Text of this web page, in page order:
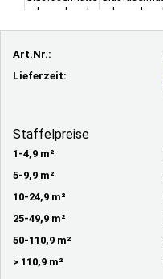
Art.Nr.:
Lieferzeit:
Staffelpreise
1-4,9 m²
5-9,9 m²
10-24,9 m²
25-49,9 m²
50-110,9 m²
> 110,9 m²